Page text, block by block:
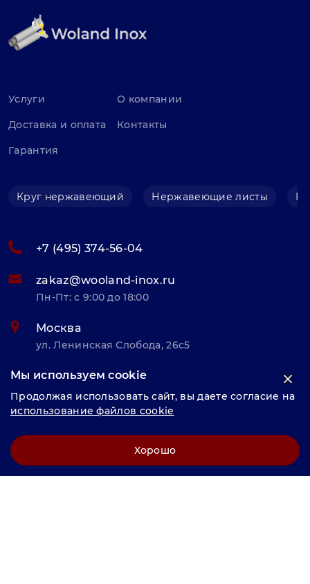
Услуги
Доставка и оплата
Гарантия
О компании
Контакты
Круг нержавеющий Нержавеющие листы
+7 (495) 374-56-04
zakaz@wooland-inox.ru
Пн-Пт: с 9:00 до 18:00
Москва
ул. Ленинская Слобода, 26с5
© «Велунд нержавейка» 2025, Разработка и комплексное
продвижение " LCAgency"
Мы используем cookie
Продолжая использовать сайт, вы даете согласие на
использование файлов cookie
Хорошо